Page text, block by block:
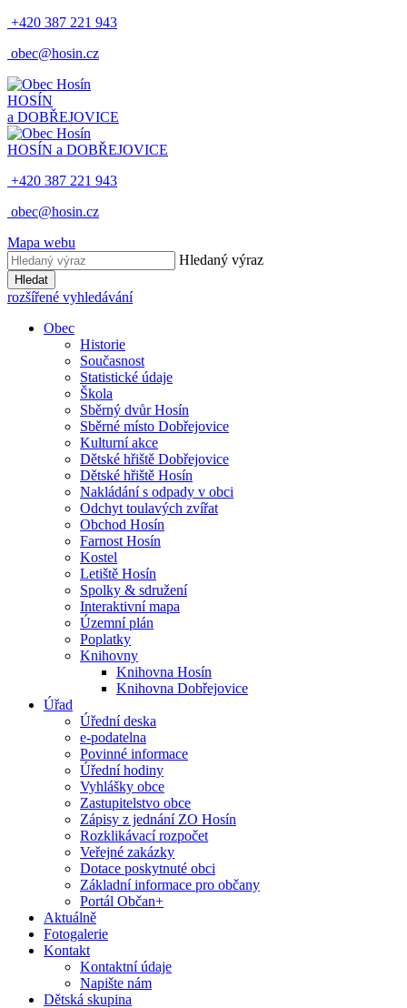
+420 387 221 943
obec@hosin.cz
HOSÍN
a DOBŘEJOVICE
HOSÍN a DOBŘEJOVICE
+420 387 221 943
obec@hosin.cz
Mapa webu
Hledaný výraz
Hledat
rozšířené vyhledávání
Obec
Historie
Současnost
Statistické údaje
Škola
Sběrný dvůr Hosín
Sběrné místo Dobřejovice
Kulturní akce
Dětské hřiště Dobřejovice
Dětské hřiště Hosín
Nakládání s odpady v obci
Odchyt toulavých zvířat
Obchod Hosín
Farnost Hosín
Kostel
Letiště Hosín
Spolky & sdružení
Interaktivní mapa
Územní plán
Poplatky
Knihovny
Knihovna Hosín
Knihovna Dobřejovice
Úřad
Úřední deska
e-podatelna
Povinné informace
Úřední hodiny
Vyhlášky obce
Zastupitelstvo obce
Zápisy z jednání ZO Hosín
Rozklikávací rozpočet
Veřejné zakázky
Dotace poskytnuté obci
Základní informace pro občany
Portál Občan+
Aktuálně
Fotogalerie
Kontakt
Kontaktní údaje
Napište nám
Dětská skupina